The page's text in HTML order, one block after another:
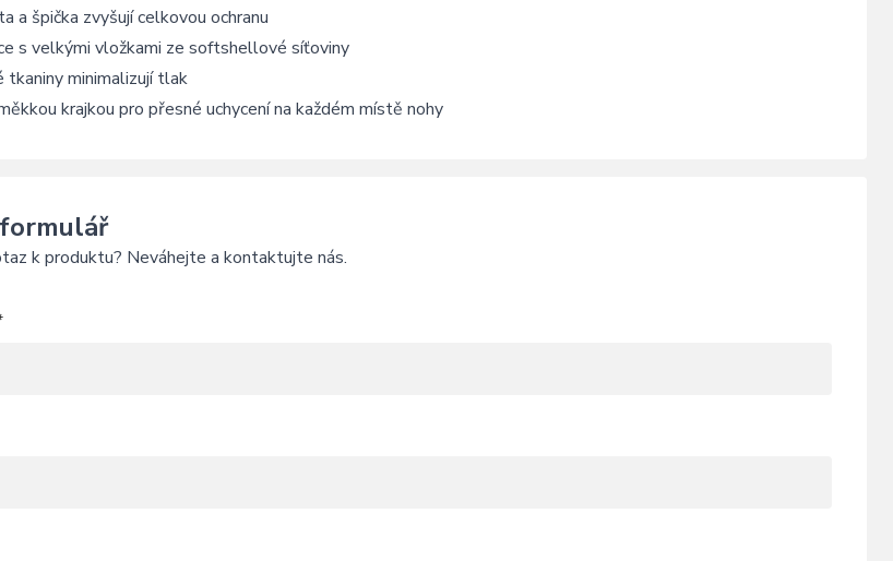
a špička zvyšují celkovou ochranu
s velkými vložkami ze softshellové síťoviny
tkaniny minimalizují tlak
krajkou pro přesné uchycení na každém místě nohy
k produktu? Neváhejte a kontaktujte nás.